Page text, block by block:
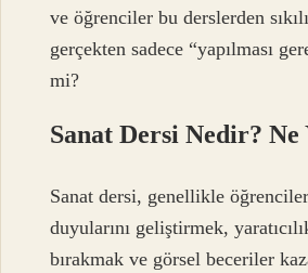
ve öğrenciler bu derslerden
gerçekten sadece “yapılması
mi?
Sanat Dersi Nedir? Ne
Sanat dersi, genellikle
duyularını geliştirmek,
bırakmak ve görsel beceriler